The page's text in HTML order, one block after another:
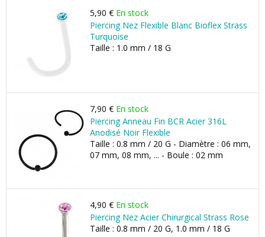
5,90 € En stock
Piercing Nez Flexible Blanc Bioflex Strass
Turquoise
Taille : 1.0 mm / 18 G
7,90 € En stock
Piercing Anneau Fin BCR Acier 316L
Anodisé Noir Flexible
Taille : 0.8 mm / 20 G - Diamètre : 06 mm,
07 mm, 08 mm, ... - Boule : 02 mm
4,90 € En stock
Piercing Nez Acier Chirurgical Strass Rose
Taille : 0.8 mm / 20 G, 1.0 mm / 18 G